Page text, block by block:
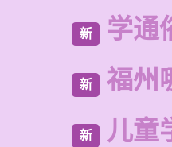
新 学通
新 福州
新 儿童